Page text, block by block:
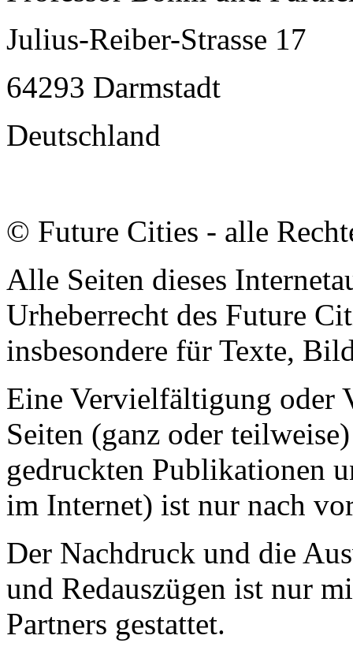
Julius-Reiber-Strasse 17
64293 Darmstadt
Deutschland
© Future Cities - alle
Alle Seiten dieses
Urheberrecht des Future
insbesondere für Texte,
Eine Vervielfältigung oder
Seiten (ganz oder
gedruckten Publikationen
im Internet) ist nur nach
Der Nachdruck und die
und Redauszügen ist nur
Partners gestattet.